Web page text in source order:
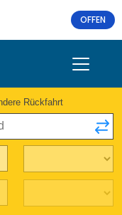
OFFEN
Rückfahrt